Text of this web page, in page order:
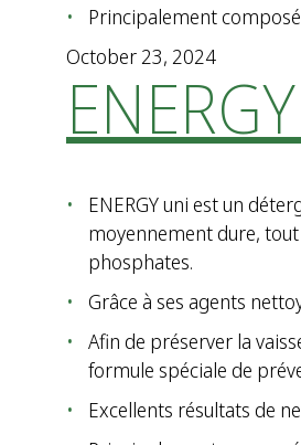
Principalement
October 23, 2024
ENERGY uni est un
moyennement dure,
phosphates.
Grâce à ses agents
Afin de préserver la
formule spéciale de
Excellents résultats de